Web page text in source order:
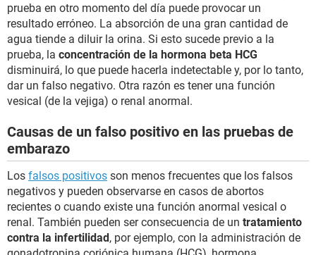
prueba en otro momento del día puede provocar un
resultado erróneo. La absorción de una gran cantidad de
agua tiende a diluir la orina. Si esto sucede previo a la
prueba, la concentración de la hormona beta HCG
disminuirá, lo que puede hacerla indetectable y, por lo tanto,
dar un falso negativo. Otra razón es tener una función
vesical (de la vejiga) o renal anormal.
Causas de un falso positivo en las pruebas de
embarazo
Los falsos positivos son menos frecuentes que los falsos
negativos y pueden observarse en casos de abortos
recientes o cuando existe una función anormal vesical o
renal. También pueden ser consecuencia de un tratamiento
contra la infertilidad, por ejemplo, con la administración de